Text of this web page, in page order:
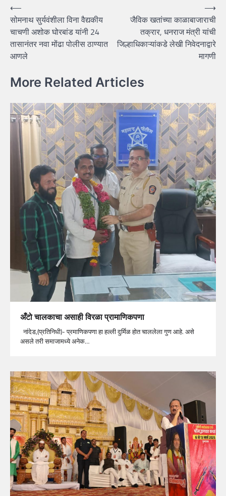
Post
navigation
⟵
सोमनाथ सुर्यवंशीला विना वैद्यकीय
चाचणी अशोक घोरबांड यांनी 24
तासानंतर नवा मोंढा पोलीस ठाण्यात
आणले
जैविक खतांच्या काळाबाजाराची
तक्रार, धनराज मंत्री यांची
जिल्हाधिकाऱ्यांकडे लेखी निवेदनाद्वारे
मागणी
⟶
More Related Articles
अँटो चालकाचा असाही विरळा प्रामाणिकपणा
नांदेड,(प्रतिनिधी)- प्रमाणिकपणा हा हल्ली दुर्मिळ होत चाललेला गुण आहे. असे
असले तरी समाजामध्ये अनेक…